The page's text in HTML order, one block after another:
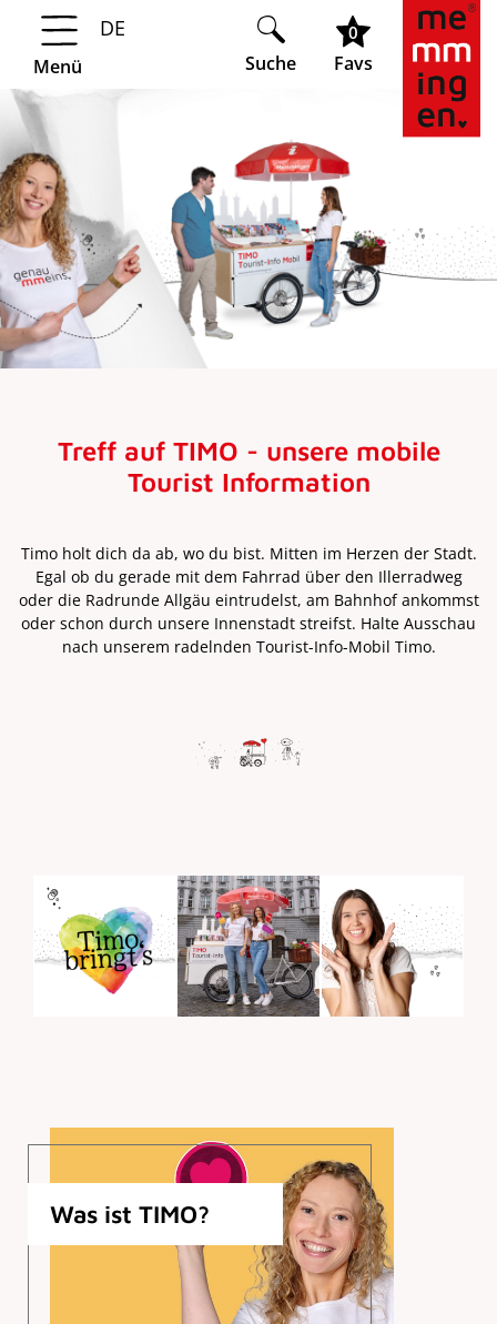
Springe zur Navigation
Springe zum Hauptinhalt
Menü
DE
Suche
0
Favs
Treff auf TIMO - unsere mobile
Tourist Information
Timo holt dich da ab, wo du bist. Mitten im Herzen der Stadt.
Egal ob du gerade mit dem Fahrrad über den Illerradweg
oder die Radrunde Allgäu eintrudelst, am Bahnhof ankommst
oder schon durch unsere Innenstadt streifst. Halte Ausschau
nach unserem radelnden Tourist-Info-Mobil Timo.
Was ist TIMO?